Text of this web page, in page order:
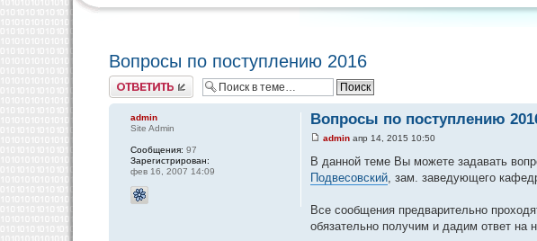
Вопросы по поступлению 2016
Ответить
Вопросы по поступлению
admin апр 14, 2015 10:50
В данной теме Вы можете задавать
Подвесовский, зам. заведующего
Все сообщения предварительно
обязательно получим и дадим ответ на
admin
Site Admin
Сообщения: 97
Зарегистрирован:
фев 16, 2007 14:09